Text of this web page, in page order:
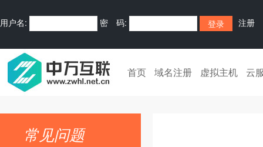
用户名: 密 码: 注册
首页 域名注册 虚拟主机 云
常见问题